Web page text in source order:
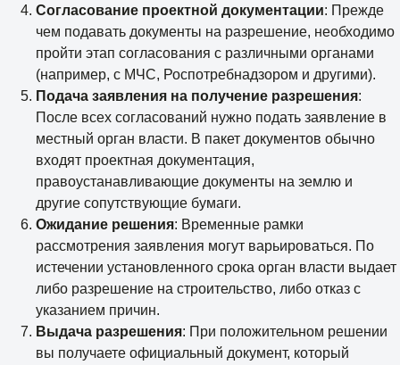
Согласование проектной документации: Прежде
чем подавать документы на разрешение, необходимо
пройти этап согласования с различными органами
(например, с МЧС, Роспотребнадзором и другими).
Подача заявления на получение разрешения:
После всех согласований нужно подать заявление в
местный орган власти. В пакет документов обычно
входят проектная документация,
правоустанавливающие документы на землю и
другие сопутствующие бумаги.
Ожидание решения: Временные рамки
рассмотрения заявления могут варьироваться. По
истечении установленного срока орган власти выдает
либо разрешение на строительство, либо отказ с
указанием причин.
Выдача разрешения: При положительном решении
вы получаете официальный документ, который